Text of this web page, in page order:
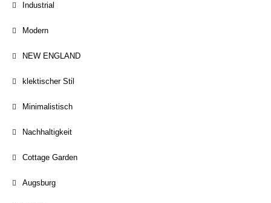
Industrial
Modern
NEW ENGLAND
klektischer Stil
Minimalistisch
Nachhaltigkeit
Cottage Garden
Augsburg